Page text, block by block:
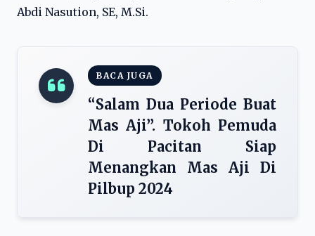
Abdi Nasution, SE, M.Si.
BACA JUGA
“Salam Dua Periode Buat
Mas Aji”. Tokoh Pemuda
Di Pacitan Siap
Menangkan Mas Aji Di
Pilbup 2024